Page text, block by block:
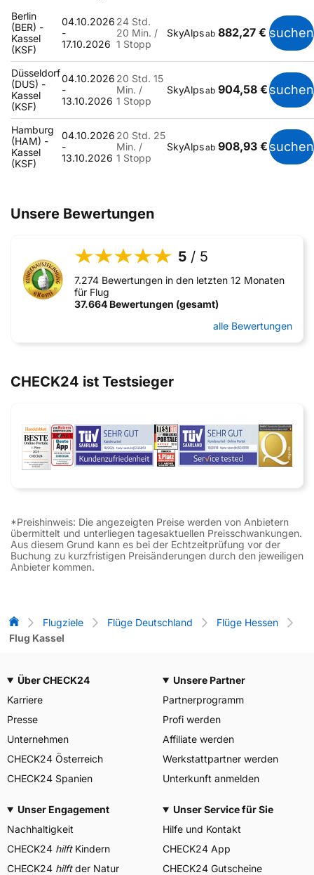
Berlin
(BER) -
Kassel
(KSF)
04.10.2026
-
17.10.2026
24 Std.
20 Min. /
1 Stopp
SkyAlpsab 882,27 € suchen
Düsseldorf
(DUS) -
Kassel
(KSF)
04.10.2026
-
13.10.2026
20 Std. 15
Min. /
1 Stopp
SkyAlpsab 904,58 €suchen
Hamburg
(HAM) -
Kassel
(KSF)
04.10.2026
-
13.10.2026
20 Std. 25
Min. /
1 Stopp
SkyAlpsab 908,93 €suchen
Unsere Bewertungen
5 / 5
7.274 Bewertungen in den letzten 12 Monaten
für Flug
37.664 Bewertungen (gesamt)
alle Bewertungen
CHECK24 ist Testsieger
*Preishinweis: Die angezeigten Preise werden von Anbietern
übermittelt und unterliegen tagesaktuellen Preisschwankungen.
Aus diesem Grund kann es bei der Echtzeitprüfung vor der
Buchung zu kurzfristigen Preisänderungen durch den jeweiligen
Anbieter kommen.
Flug-Vergleich
Flugziele Flüge Deutschland
Flüge Hessen
Flug Kassel
Über CHECK24
Karriere
Presse
Unternehmen
CHECK24 Österreich
CHECK24 Spanien
Unsere Partner
Partnerprogramm
Profi werden
Affiliate werden
Werkstattpartner werden
Unterkunft anmelden
Unser Engagement
Nachhaltigkeit
CHECK24 hilftKindern
CHECK24 hilftder Natur
Unser Service für Sie
Hilfe und Kontakt
CHECK24 App
CHECK24 Gutscheine